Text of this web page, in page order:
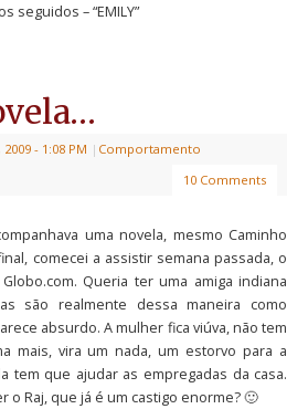
seguidos – “EMILY”
- 1:08 PM | Comportamento
10 Comments
uma novela, mesmo Caminho
comecei a assistir semana passada, o
Queria ter uma amiga indiana
são realmente dessa maneira como
absurdo. A mulher fica viúva, não tem
mais, vira um nada, um estorvo para a
tem que ajudar as empregadas da casa.
o Raj, que já é um castigo enorme? 🙂